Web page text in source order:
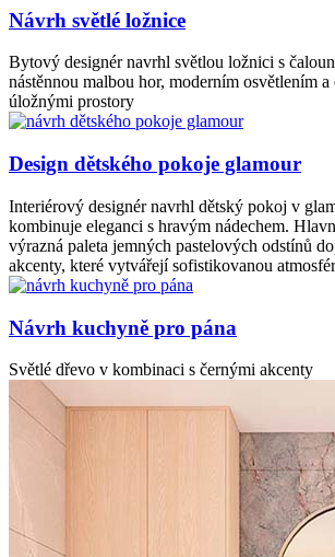
Návrh světlé ložnice
Bytový designér navrhl světlou ložnici s
nástěnnou malbou hor, moderním osvětlením
úložnými prostory
Design dětského pokoje glamour
Interiérový designér navrhl dětský pokoj v
kombinuje eleganci s hravým nádechem.
výrazná paleta jemných pastelových odstínů
akcenty, které vytvářejí sofistikovanou
Návrh kuchyně pro pána
Světlé dřevo v kombinaci s černými akcenty